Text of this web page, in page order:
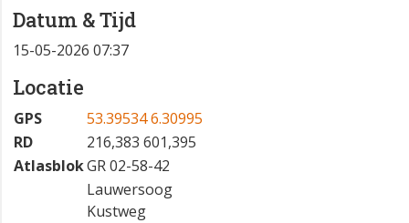
Datum & Tijd
15-05-2026 07:37
Locatie
GPS
53.39534 6.30995
RD
216,383 601,395
AtlasblokGR 02-58-42
Lauwersoog
Kustweg